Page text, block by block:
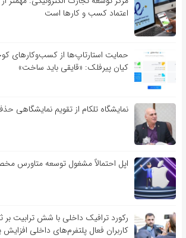
اعتماد کسب و کارها است
حمایت استارتاپ‌ها از کسب‌وکارهای
کیان پیرفلک: «قایقی باید ساخت»
نمایشگاه تلکام از تقویم نمایشگاهی
اپل احتمالاً مشغول توسعه
رکورد ترافیک داخلی با شش ترابیت
کاربران فعال پلتفرم‌های داخلی